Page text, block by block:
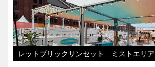
レットブリックサンセット ミストエリア